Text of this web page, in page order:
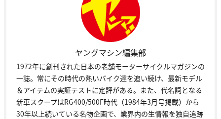
ヤングマシン編集部
1972年に創刊された日本の老舗モーターサイクルマガジンの
一誌。常にその時代の熱いバイク達を追い続け、最新モデル
＆アイテムの実証テストに定評がある。また、代名詞となる
新車スクープはRG400/500Γ時代（1984年3月号掲載）から
30年以上続いている名物企画で、業界内の生情報を独自追跡